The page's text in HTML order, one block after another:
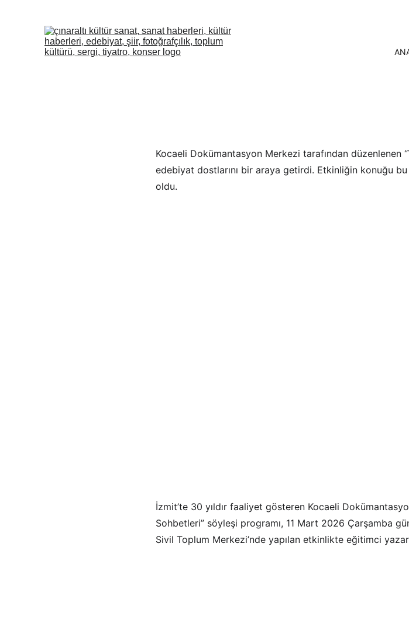
Kocaeli Dokümantasyon Merkezi tarafından düzenlenen
edebiyat dostlarını bir araya getirdi. Etkinliğin konuğu
oldu.
İzmit’te 30 yıldır faaliyet gösteren Kocaeli
Sohbetleri” söyleşi programı, 11 Mart 2026 Çarşamba
Sivil Toplum Merkezi’nde yapılan etkinlikte eğitimci